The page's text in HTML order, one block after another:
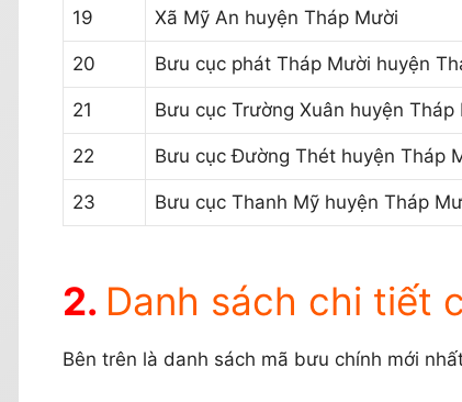
19 Xã Mỹ An huyện Tháp Mười
20 Bưu cục phát Tháp Mười huyện
21 Bưu cục Trường Xuân huyện Tháp
22 Bưu cục Đường Thét huyện Tháp
23 Bưu cục Thanh Mỹ huyện Tháp
Danh sách chi tiết
Bên trên là danh sách mã bưu chính mới